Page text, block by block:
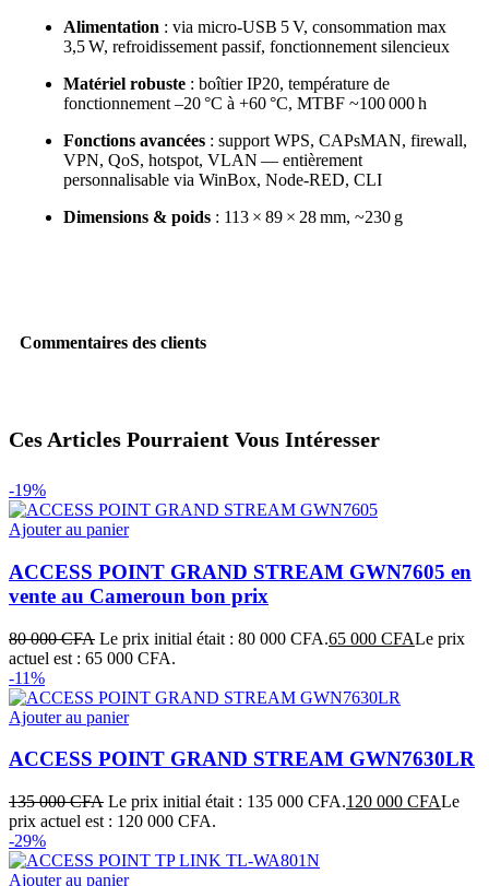
Alimentation : via micro‑USB 5 V, consommation max
3,5 W, refroidissement passif, fonctionnement silencieux
Matériel robuste : boîtier IP20, température de
fonctionnement –20 °C à +60 °C, MTBF ~100 000 h
Fonctions avancées : support WPS, CAPsMAN, firewall,
VPN, QoS, hotspot, VLAN — entièrement
personnalisable via WinBox, Node‑RED, CLI
Dimensions & poids : 113 × 89 × 28 mm, ~230 g
Commentaires des clients
Ces Articles Pourraient Vous Intéresser
-19%
Ajouter au panier
ACCESS POINT GRAND STREAM GWN7605 en
vente au Cameroun bon prix
80 000CFA Le prix initial était : 80 000 CFA.65 000 CFALe prix
actuel est : 65 000 CFA.
-11%
Ajouter au panier
ACCESS POINT GRAND STREAM GWN7630LR
135 000CFA Le prix initial était : 135 000 CFA.120 000 CFALe
prix actuel est : 120 000 CFA.
-29%
Ajouter au panier